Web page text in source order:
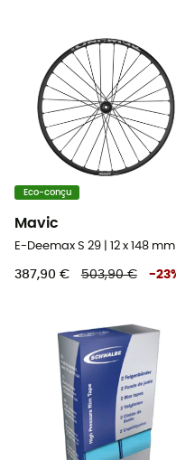
Eco-conçu
Mavic
387,90 € 503,90 € -23